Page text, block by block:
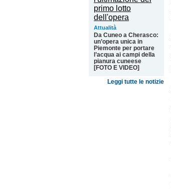
Attualità
Da Cuneo a Cherasco:
un’opera unica in
Piemonte per portare
l’acqua ai campi della
pianura cuneese
[FOTO E VIDEO]
Leggi tutte le notizie